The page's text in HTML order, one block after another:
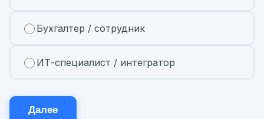
Бухгалтер / сотрудник
ИТ-специалист / интегратор
Далее